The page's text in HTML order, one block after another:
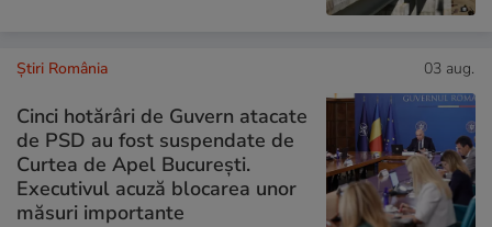
Știri România 03 aug.
Cinci hotărâri de Guvern atacate
de PSD au fost suspendate de
Curtea de Apel București.
Executivul acuză blocarea unor
măsuri importante